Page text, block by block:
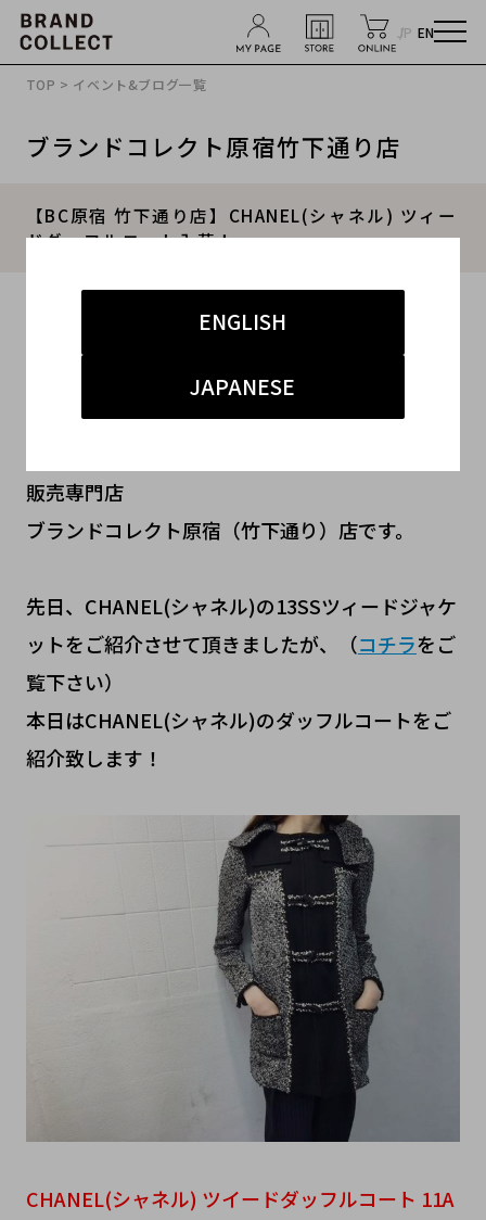
JP EN
ENGLISH
JAPANESE
TOP > イベント&ブログ一覧
ブランドコレクト原宿竹下通り店
【BC原宿 竹下通り店】CHANEL(シャネル) ツィー
ドダッフルコート入荷！
#レディース
#原宿竹下通り店
販売専門店
ブランドコレクト原宿（竹下通り）店です。
先日、CHANEL(シャネル)の13SSツィードジャケ
ットをご紹介させて頂きましたが、（コチラをご
覧下さい）
本日はCHANEL(シャネル)のダッフルコートをご
紹介致します！
CHANEL(シャネル) ツイードダッフルコート 11A